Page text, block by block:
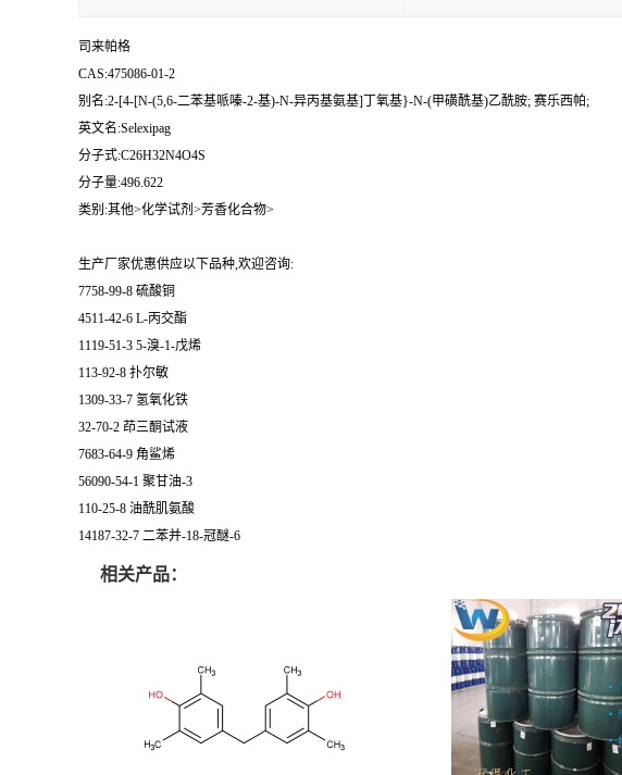
司来帕格
CAS:475086-01-2
别名:2-[4-[N-(5,6-二苯基哌嗪-2-基)-N-异丙基氨基]丁氧基}-N-(甲磺酰基)乙酰胺; 赛乐西帕;
英文名:Selexipag
分子式:C26H32N4O4S
分子量:496.622
类别:其他>化学试剂>芳香化合物>
生产厂家优惠供应以下品种,欢迎咨询:
7758-99-8 硫酸铜
4511-42-6 L-丙交酯
1119-51-3 5-溴-1-戊烯
113-92-8 扑尔敏
1309-33-7 氢氧化铁
32-70-2 茚三酮试液
7683-64-9 角鲨烯
56090-54-1 聚甘油-3
110-25-8 油酰肌氨酸
14187-32-7 二苯并-18-冠醚-6
相关产品：